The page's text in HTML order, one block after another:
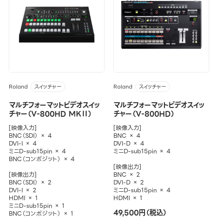
Roland スイッチャー
マルチフォーマットビデオスイッ
チャー（V-800HD MKⅡ）
[映像入力]
BNC（SDI） × 4
DVI-I × 4
ミニD-sub15pin × 4
BNC（コンポジット） × 4
[映像出力]
BNC（SDI） × 2
DVI-I × 2
HDMI × 1
ミニD-sub15pin × 1
BNC（コンポジット） × 1
Roland スイッチャー
マルチフォーマットビデオスイッ
チャー（V-800HD）
[映像入力]
BNC × 4
DVI-D × 4
ミニD-sub15pin × 4
[映像出力]
BNC × 2
DVI-D × 2
ミニD-sub15pin × 4
HDMI × 1
49,500円（税込）